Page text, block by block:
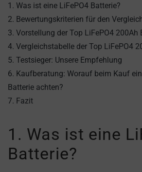
1. Was ist eine LiFePO4 Batterie?
2. Bewertungskriterien für den
3. Vorstellung der Top LiFePO4 200Ah
4. Vergleichstabelle der Top LiFePO4
5. Testsieger: Unsere Empfehlung
6. Kaufberatung: Worauf beim Kauf
Batterie achten?
7. Fazit
1. Was ist eine
Batterie?